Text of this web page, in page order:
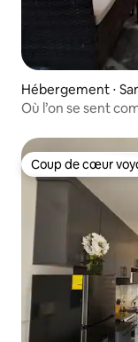
Hébergement ⋅
Où l’on se sent
Coup de cœur
Coup de cœur